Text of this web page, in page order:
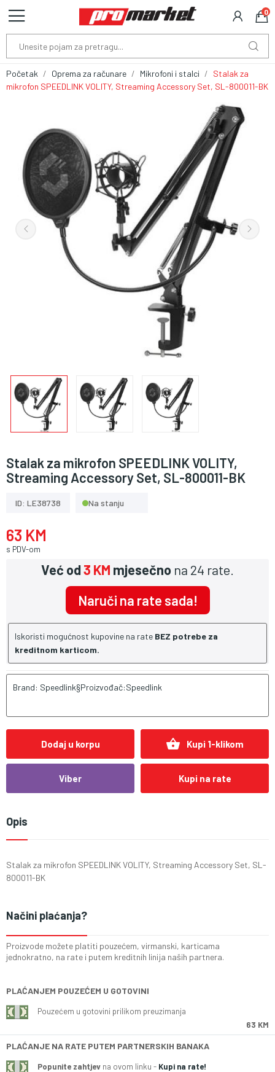
0
Početak Oprema za računare Mikrofoni i stalci
Stalak za
mikrofon SPEEDLINK VOLITY, Streaming Accessory Set, SL-800011-BK
Stalak za mikrofon SPEEDLINK VOLITY,
Streaming Accessory Set, SL-800011-BK
ID: LE38738 Na stanju
63 KM
s PDV-om
Već od3 KM mjesečno na 24 rate.
Naruči na rate sada!
Iskoristi mogućnost kupovine na rate BEZ potrebe za
kreditnom karticom.
Brand: Speedlink§Proizvođač:Speedlink
Dodaj u korpu shopping_basket Kupi 1-klikom
Viber Kupi na rate
Opis
Stalak za mikrofon SPEEDLINK VOLITY, Streaming Accessory Set, SL-
800011-BK
Načini plaćanja?
Proizvode možete platiti pouzećem, virmanski, karticama
jednokratno, na rate i putem kreditnih linija naših partnera.
PLAĆANJEM POUZEĆEM U GOTOVINI
Pouzećem u gotovini prilikom preuzimanja
63 KM
PLAĆANJE NA RATE PUTEM PARTNERSKIH BANAKA
Popunite zahtjev na ovom linku - Kupi na rate!